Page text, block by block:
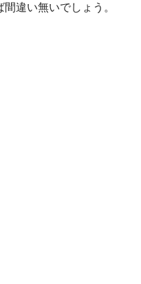
違い無いでしょう。